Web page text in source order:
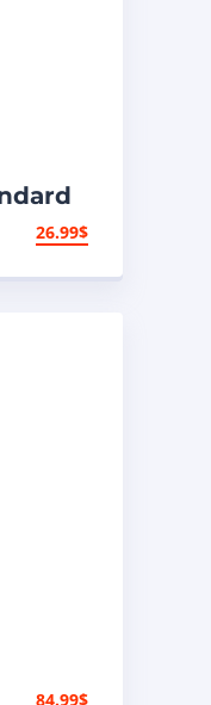
26.99$
84.99$